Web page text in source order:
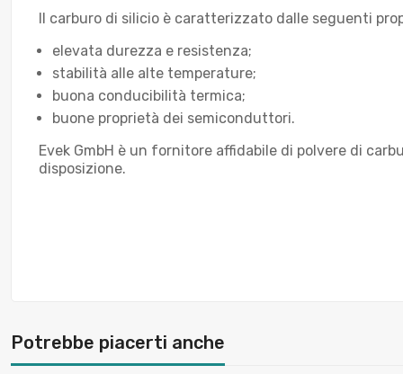
Il carburo di silicio è caratterizzato dalle seguenti
elevata durezza e resistenza;
stabilità alle alte temperature;
buona conducibilità termica;
buone proprietà dei semiconduttori.
Evek GmbH è un fornitore affidabile di polvere di
disposizione.
Potrebbe piacerti anche